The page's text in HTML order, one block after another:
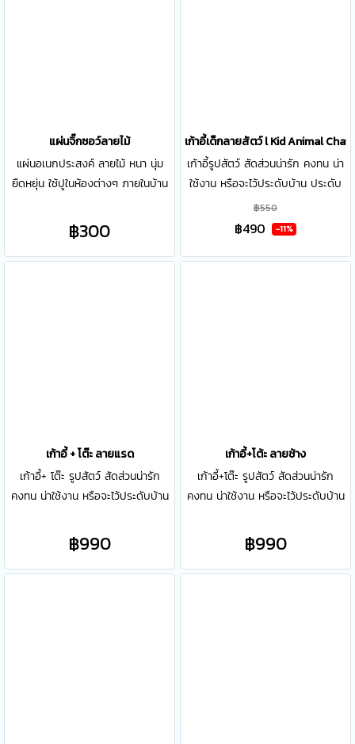
แผ่นจิ๊กซอว์ลายไม้
แผ่นอเนกประสงค์ ลายไม้ หนา นุ่ม
ยืดหยุ่น ใช้ปูในห้องต่างๆ ภายในบ้าน
ยางธรรมชาติ
฿300
เก้าอี้เด็กลายสัตว์ l Kid Animal Chair
เก้าอี้รูปสัตว์ สัดส่วนน่ารัก คงทน น่า
ใช้งาน หรือจะไว้ประดับบ้าน ประดับ
ออฟฟิศก็น่ารัก วัสดุทำจากโฟม
คุณภาพดี สามารถเช็ดทำความสะอาด
35x 35 x 35 ซ.ม.
฿550
฿490 -11%
เก้าอี้ + โต๊ะ ลายแรด
เก้าอี้+ โต๊ะ รูปสัตว์ สัดส่วนน่ารัก
คงทน น่าใช้งาน หรือจะไว้ประดับบ้าน
โฟมคุณภาพดี สามารถเช็ดทำความ
สะอาดได้ รับน้ำหนักได้ถึง 40 kg.
ขนาด : 35x 35 x 35 ซ.ม.
฿990
เก้าอี้+โต้ะ ลายช้าง
เก้าอี้+โต๊ะ รูปสัตว์ สัดส่วนน่ารัก
คงทน น่าใช้งาน หรือจะไว้ประดับบ้าน
โฟมคุณภาพดี สามารถเช็ดทำความ
สะอาดได้ รับน้ำหนักได้ถึง 40 kg.
ขนาด : 35x 35 x 35 ซ.ม.
฿990